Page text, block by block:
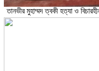
তানভীর মুহাম্মদ ত্বকী হত্যা ও